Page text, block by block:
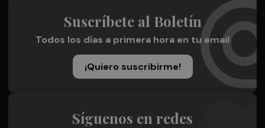
Suscríbete al Boletín
Todos los días a primera hora en tu email
¡Quiero suscribirme!
Síguenos en redes